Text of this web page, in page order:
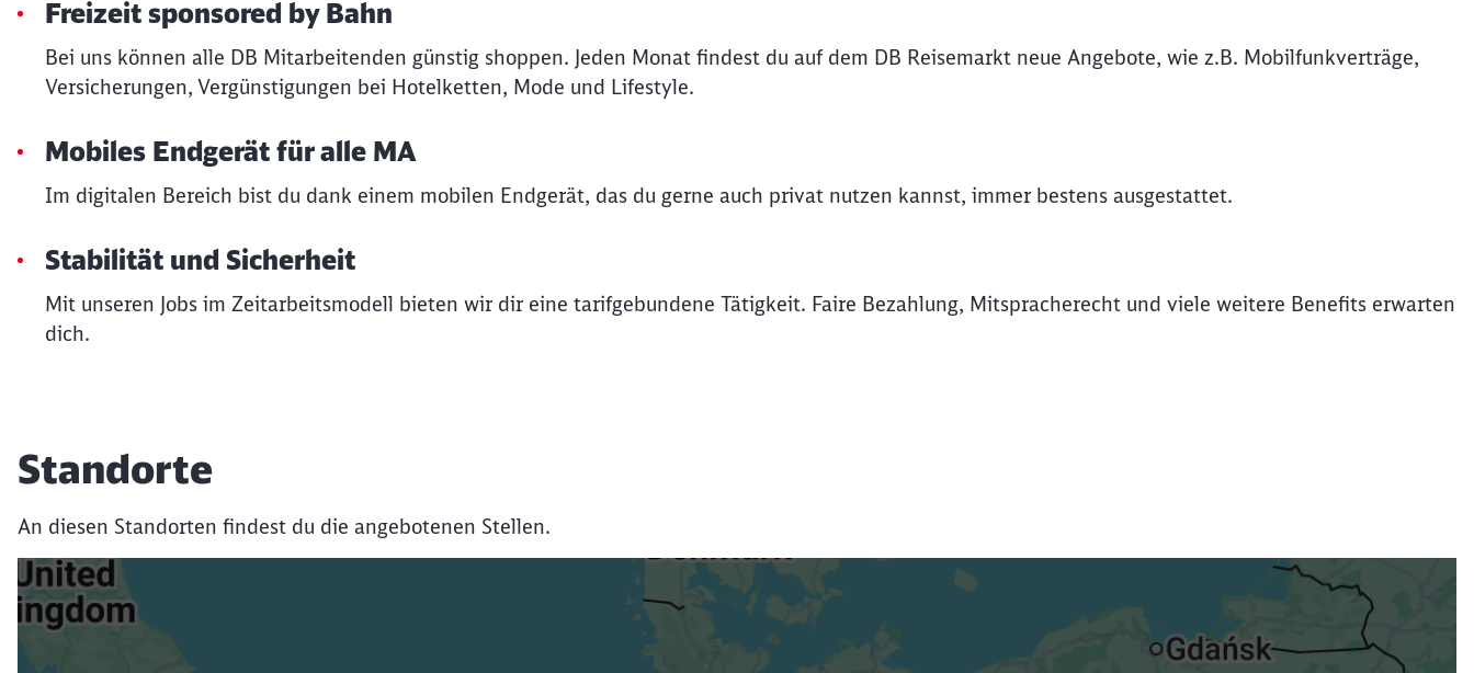
Freizeit sponsored by Bahn
Bei uns können alle DB Mitarbeitenden günstig shoppen. Jeden Monat findest du auf dem DB Reisemarkt neue Angebote, wie z.B. Mobilfunkverträge,
Versicherungen, Vergünstigungen bei Hotelketten, Mode und Lifestyle.
Mobiles Endgerät für alle MA
Im digitalen Bereich bist du dank einem mobilen Endgerät, das du gerne auch privat nutzen kannst, immer bestens ausgestattet.
Stabilität und Sicherheit
Mit unseren Jobs im Zeitarbeitsmodell bieten wir dir eine tarifgebundene Tätigkeit. Faire Bezahlung, Mitspracherecht und viele weitere Benefits erwarten
dich.
Standorte
An diesen Standorten findest du die angebotenen Stellen.